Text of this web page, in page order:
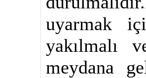
uyarmak
yakılmalı
meydana